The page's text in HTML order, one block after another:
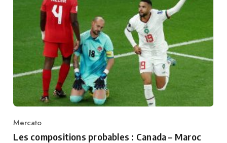
Category
Mercato
Les compositions probables : Canada – Maroc